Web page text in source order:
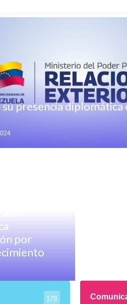
presencia diplomática
por
179